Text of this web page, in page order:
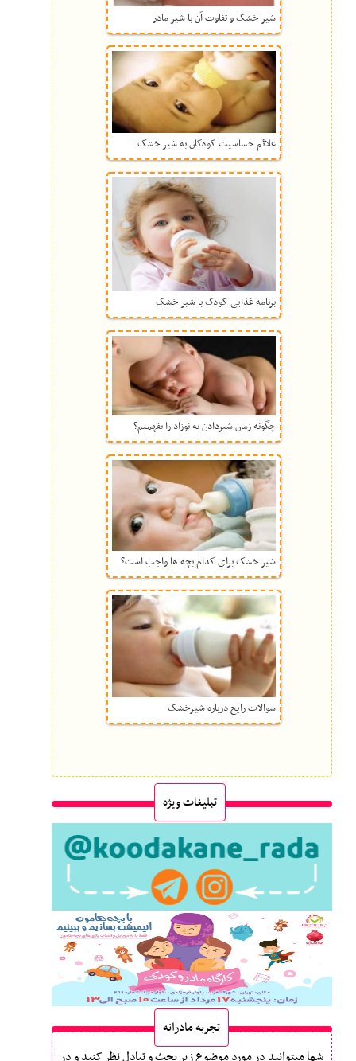
شیر خشک و تفاوت آن با شیر مادر
علائم حساسیت کودکان به شیر خشک
برنامه غذایی کودک با شیر خشک
چگونه زمان شیردادن به نوزاد را بفهمیم؟
شیر خشک برای کدام بچه ها واجب است؟
سوالات رایج درباره شیرخشک
تبلیغات ویژه
تجربه مادرانه